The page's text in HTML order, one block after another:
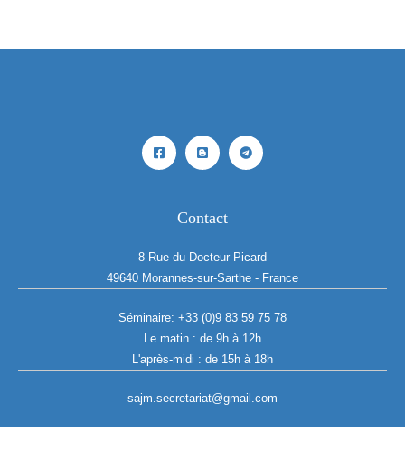
Contact
8 Rue du Docteur Picard
49640 Morannes-sur-Sarthe - France
Séminaire: +33 (0)9 83 59 75 78
Le matin : de 9h à 12h
L'après-midi : de 15h à 18h
sajm.secretariat@gmail.com